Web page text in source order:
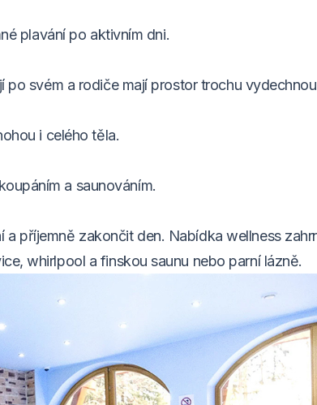
plavání po aktivním dni.
svém a rodiče mají prostor trochu
i celého těla.
a saunováním.
příjemně zakončit den. Nabídka wellness
whirlpool a finskou saunu nebo parní lázně.